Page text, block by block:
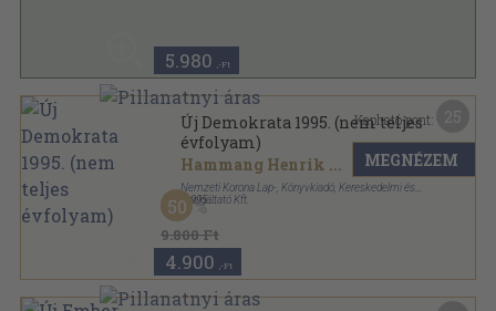
5.980 ,-Ft
Új Demokrata 1995. (nem teljes
évfolyam)
Hammang Henrik ...
Nemzeti Korona Lap-, Könyvkiadó, Kereskedelmi és
Szolgáltató Kft.
, 1995
Tűzött kötés
Új Demokrata sorozat
9.800 Ft
50
4.900 ,-Ft
Kapható pont:
MEGNÉZEM